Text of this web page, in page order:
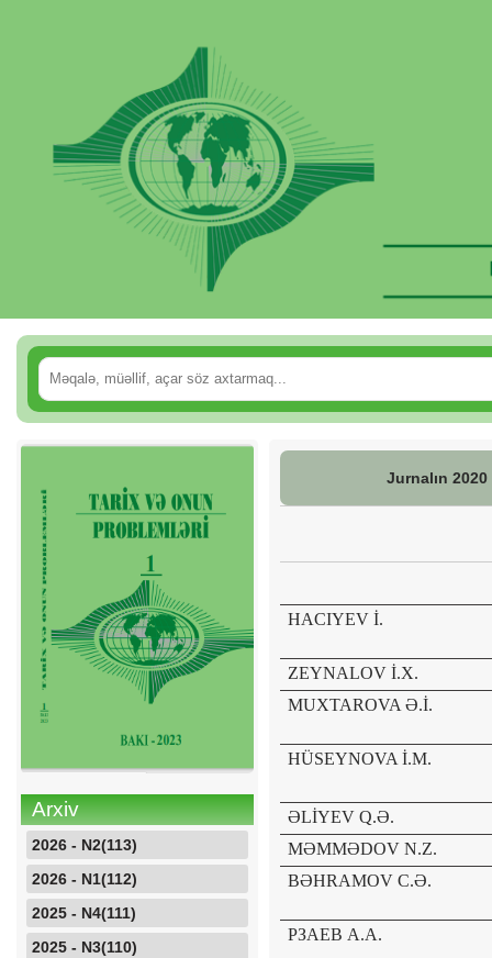
Arxiv
2026 - N2(113)
2026 - N1(112)
2025 - N4(111)
2025 - N3(110)
Jurnalın
HACIYEV İ.
ZEYNALOV İ.X.
MUXTAROVA Ə.İ.
HÜSEYNOVA İ.M.
ƏLİYEV Q.Ə.
MƏMMƏDOV N.Z.
BƏHRAMOV C.Ə.
РЗАЕВ A.А.